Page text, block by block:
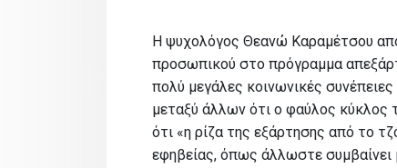
Η ψυχολόγος Θεανώ Καραμέτσου
προσωπικού στο πρόγραμμα
πολύ μεγάλες κοινωνικές
μεταξύ άλλων ότι ο φαύλος κύκλος
ότι «η ρίζα της εξάρτησης από το
εφηβείας, όπως άλλωστε συμβαίνει